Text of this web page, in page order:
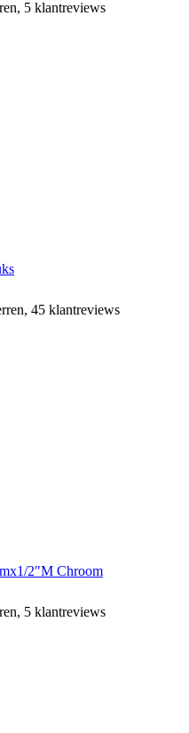
5 klantreviews
45 klantreviews
2"M Chroom
5 klantreviews